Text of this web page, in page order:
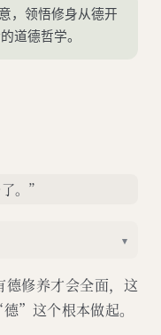
，领悟修身从德开
道德哲学。
。”
▾
修养才会全面，这
”这个根本做起。